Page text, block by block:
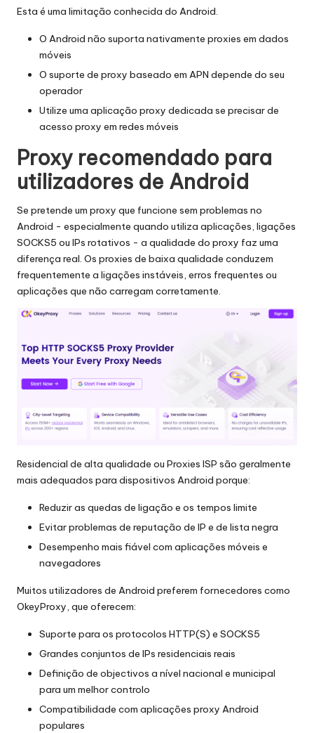
Esta é uma limitação conhecida do Android.
O Android não suporta nativamente proxies em dados
móveis
O suporte de proxy baseado em APN depende do seu
operador
Utilize uma aplicação proxy dedicada se precisar de
acesso proxy em redes móveis
Proxy recomendado para
utilizadores de Android
Se pretende um proxy que funcione sem problemas no
Android - especialmente quando utiliza aplicações, ligações
SOCKS5 ou IPs rotativos - a qualidade do proxy faz uma
diferença real. Os proxies de baixa qualidade conduzem
frequentemente a ligações instáveis, erros frequentes ou
aplicações que não carregam corretamente.
Residencial de alta qualidade ou Proxies ISP são geralmente
mais adequados para dispositivos Android porque:
Reduzir as quedas de ligação e os tempos limite
Evitar problemas de reputação de IP e de lista negra
Desempenho mais fiável com aplicações móveis e
navegadores
Muitos utilizadores de Android preferem fornecedores como
OkeyProxy, que oferecem:
Suporte para os protocolos HTTP(S) e SOCKS5
Grandes conjuntos de IPs residenciais reais
Definição de objectivos a nível nacional e municipal
para um melhor controlo
Compatibilidade com aplicações proxy Android
populares